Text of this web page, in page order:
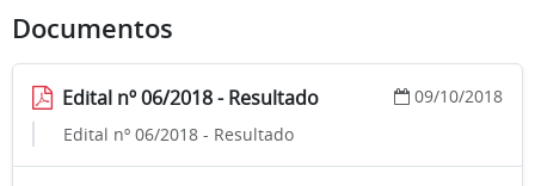
Documentos
Edital nº 06/2018 - Resultado
09/10/2018
Edital nº 06/2018 - Resultado